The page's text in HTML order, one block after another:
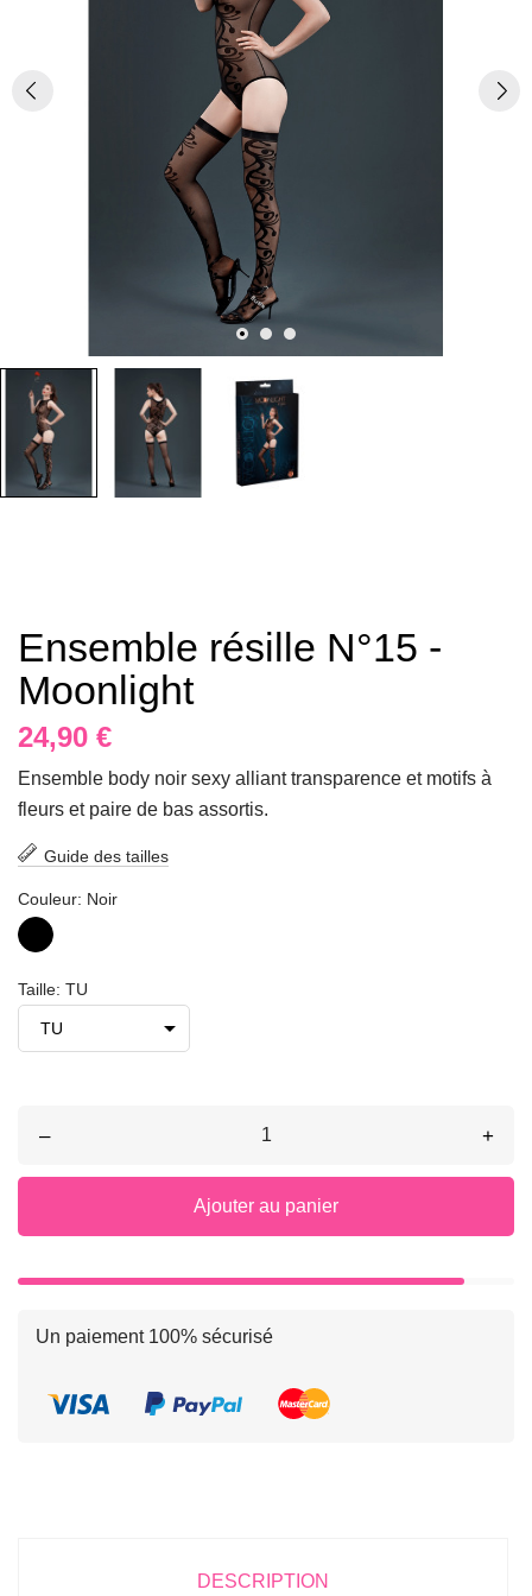
Ensemble résille N°15 -
Moonlight
24,90 €
Ensemble body noir sexy alliant transparence et motifs à
fleurs et paire de bas assortis.
Guide des tailles
Couleur: Noir
Noir
Taille: TU
– +
Ajouter au panier
Un paiement 100% sécurisé
DESCRIPTION